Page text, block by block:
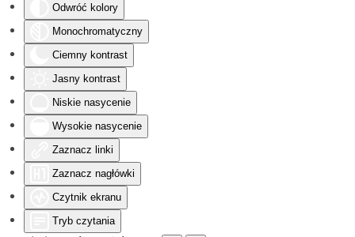
Odwróć kolory
Monochromatyczny
Ciemny kontrast
Jasny kontrast
Niskie nasycenie
Wysokie nasycenie
Zaznacz linki
Zaznacz nagłówki
Czytnik ekranu
Tryb czytania